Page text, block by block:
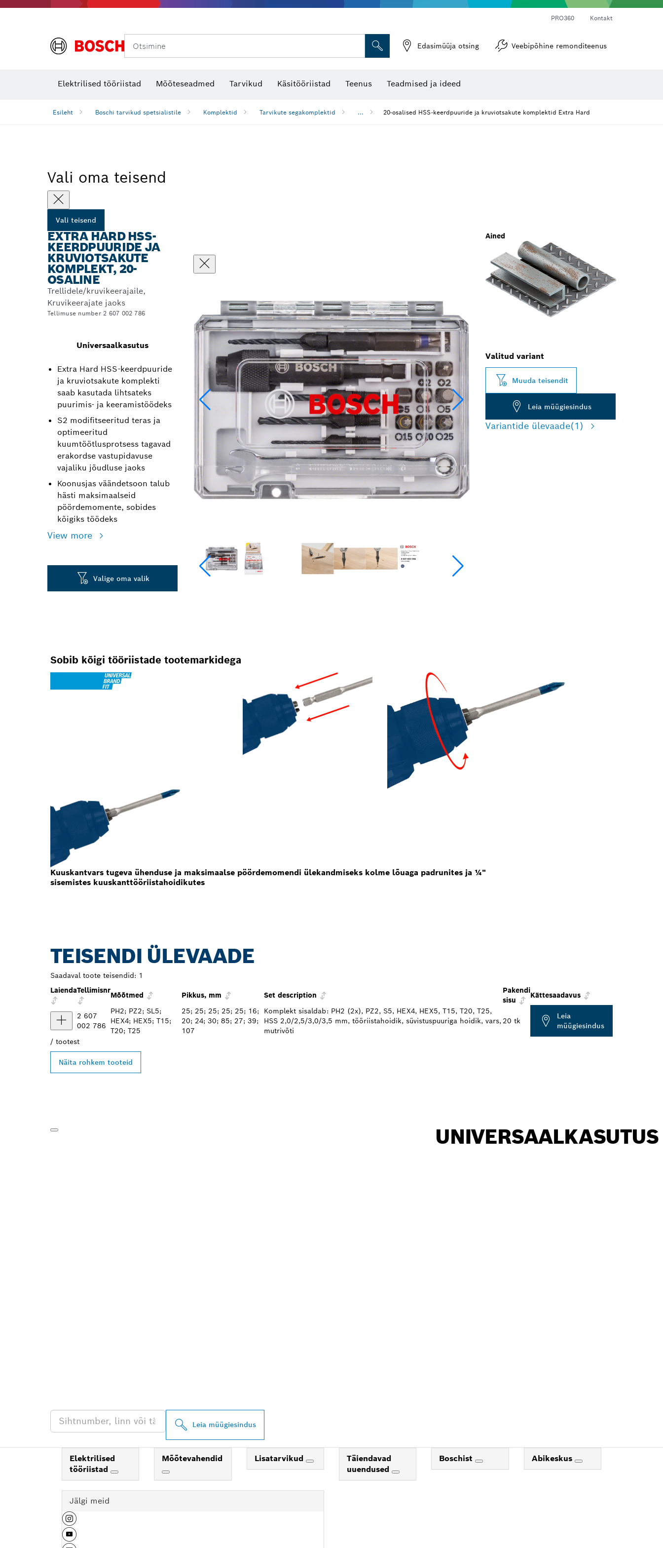
PRO360 Kontakt
Otsimine Edasimüüja otsing Veebipõhine remonditeenus
Elektrilised tööriistad Mõõteseadmed Tarvikud Käsitööriistad Teenus Teadmised ja ideed
Esileht Boschi tarvikud spetsialistile Komplektid Tarvikute segakomplektid ... 20-osalised HSS-keerdpuuride ja kruviotsakute komplektid Extra Hard
Vali oma teisend
Vali teisend
EXTRA HARD HSS-
KEERDPUURIDE JA
KRUVIOTSAKUTE
KOMPLEKT, 20-
OSALINE
Trellidele/kruvikeerajaile,
Kruvikeerajate jaoks
Tellimuse number 2 607 002 786
Universaalkasutus
Extra Hard HSS-keerdpuuride
ja kruviotsakute komplekti
saab kasutada lihtsateks
puurimis- ja keeramistöödeks
S2 modifitseeritud teras ja
optimeeritud
kuumtöötlusprotsess tagavad
erakordse vastupidavuse
vajaliku jõudluse jaoks
Koonusjas väändetsoon talub
hästi maksimaalseid
pöördemomente, sobides
kõigiks töödeks
View more
Ained
Valige oma valik
Valitud variant
Muuda teisendit
Leia müügiesindus
Variantide ülevaade(1)
Sobib kõigi tööriistade tootemarkidega
Kuuskantvars tugeva ühenduse ja maksimaalse pöördemomendi ülekandmiseks kolme lõuaga padrunites ja ¼"
sisemistes kuuskanttööriistahoidikutes
TEISENDI ÜLEVAADE
Saadaval toote teisendid: 1
LaiendaTellimisnr
Mõõtmed Pikkus, mm Set description
Pakendi
sisu
Kättesaadavus
2 607
002 786
PH2; PZ2; SL5;
HEX4; HEX5; T15;
T20; T25
25; 25; 25; 25; 25; 16;
20; 24; 30; 85; 27; 39;
107
Komplekt sisaldab: PH2 (2x), PZ2, S5, HEX4, HEX5, T15, T20, T25,
HSS 2,0/2,5/3,0/3,5 mm, tööriistahoidik, süvistuspuuriga hoidik, vars,
mutrivõti
20 tk
Leia
müügiesindus
/ tootest
Näita rohkem tooteid
UNIVERSAALKASUTUS
Leia müügiesindus
Elektrilised
tööriistad
Mõõtevahendid Lisatarvikud
Täiendavad
uuendused
Boschist Abikeskus
Jälgi meid